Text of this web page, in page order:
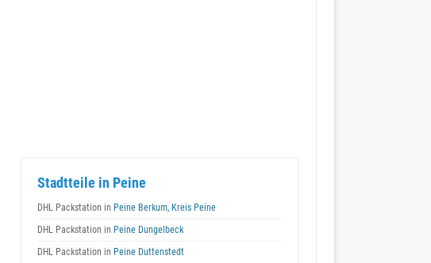
Stadtteile in Peine
DHL Packstation in Peine Berkum, Kreis Peine
DHL Packstation in Peine Dungelbeck
DHL Packstation in Peine Duttenstedt